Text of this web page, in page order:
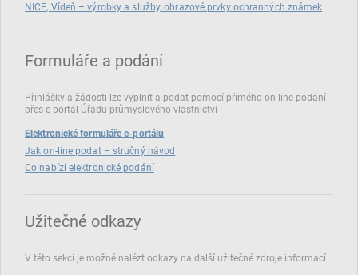
NICE, Vídeň – výrobky a služby, obrazové prvky ochranných známek
Formuláře a podání
Přihlášky a žádosti lze vyplnit a podat pomocí přímého on‑line podání
přes e‑portál Úřadu průmyslového vlastnictví
Elektronické formuláře e-portálu
Jak on-line podat – stručný návod
Co nabízí elektronické podání
Užitečné odkazy
V této sekci je možné nalézt odkazy na další užitečné zdroje informací